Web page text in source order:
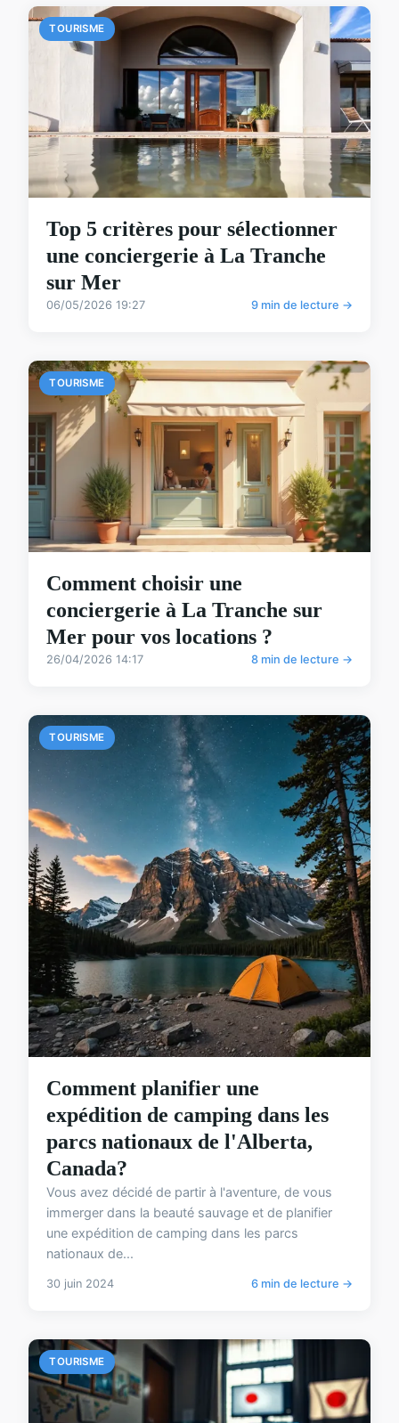
TOURISME
Top 5 critères pour sélectionner
une conciergerie à La Tranche
sur Mer
06/05/2026 19:27 9 min de lecture →
TOURISME
Comment choisir une
conciergerie à La Tranche sur
Mer pour vos locations ?
26/04/2026 14:17 8 min de lecture →
TOURISME
Comment planifier une
expédition de camping dans les
parcs nationaux de l'Alberta,
Canada?
Vous avez décidé de partir à l'aventure, de vous
immerger dans la beauté sauvage et de planifier
une expédition de camping dans les parcs
nationaux de...
30 juin 2024 6 min de lecture →
TOURISME